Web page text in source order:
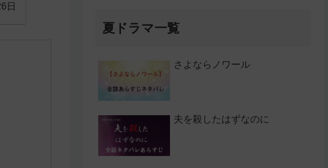
日
夏ドラマ一覧
さよならノワール
夫を殺したはずなのに